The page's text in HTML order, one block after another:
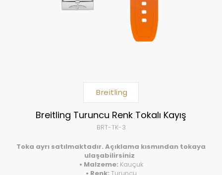
Breitling
Breitling Turuncu Renk Tokalı Kayış
BRT-TK-3
Toka ayrı satılmaktadır. Açıklama kısmından tokaya
ulaşabilirsiniz
• Malzeme: Kauçuk
• Renk: Turuncu